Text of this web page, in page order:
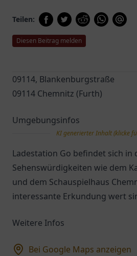
Teilen:
Diesen Beitrag melden
09114, Blankenburgstraße
09114 Chemnitz (Furth)
Umgebungsinfos
KI generierter Inhalt (klicke
Ladestation Go befindet sich in
Sehenswürdigkeiten wie dem
und dem Schauspielhaus
interessante Erkundung wert
Weitere Infos
Bei Google Maps anzeigen